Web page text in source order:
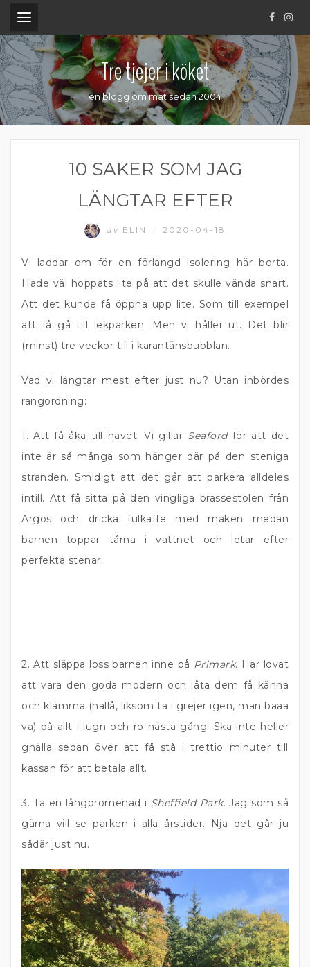
.
Tre tjejer i köket
en blogg om mat sedan 2004
10 SAKER SOM JAG
LÄNGTAR EFTER
av ELIN 2020-04-18
Vi laddar om för en förlängd isolering här borta.
Hade väl hoppats lite på att det skulle vända snart.
Att det kunde få öppna upp lite. Som till exempel
att få gå till lekparken. Men vi håller ut. Det blir
(minst) tre veckor till i karantänsbubblan.
Vad vi längtar mest efter just nu? Utan inbördes
rangordning:
1. Att få åka till havet. Vi gillar Seafordför att det
inte är så många som hänger där på den steniga
stranden. Smidigt att det går att parkera alldeles
intill. Att få sitta på den vingliga brassestolen från
Argos och dricka fulkaffe med maken medan
barnen toppar tårna i vattnet och letar efter
perfekta stenar.
2. Att släppa loss barnen inne på Primark. Har lovat
att vara den goda modern och låta dem få känna
och klämma (hallå, liksom ta i grejer igen, man baaa
va) på allt i lugn och ro nästa gång. Ska inte heller
gnälla sedan över att få stå i trettio minuter till
kassan för att betala allt.
3. Ta en långpromenad i Sheffield Park. Jag som så
gärna vill se parken i alla årstider. Nja det går ju
sådär just nu.